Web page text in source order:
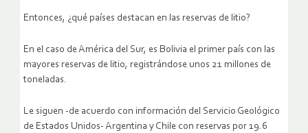
Entonces, ¿qué países destacan en las reservas de litio?
En el caso de América del Sur, es Bolivia el primer país con las
mayores reservas de litio, registrándose unos 21 millones de
toneladas.
Le siguen -de acuerdo con información del Servicio Geológico
de Estados Unidos- Argentina y Chile con reservas por 19.6